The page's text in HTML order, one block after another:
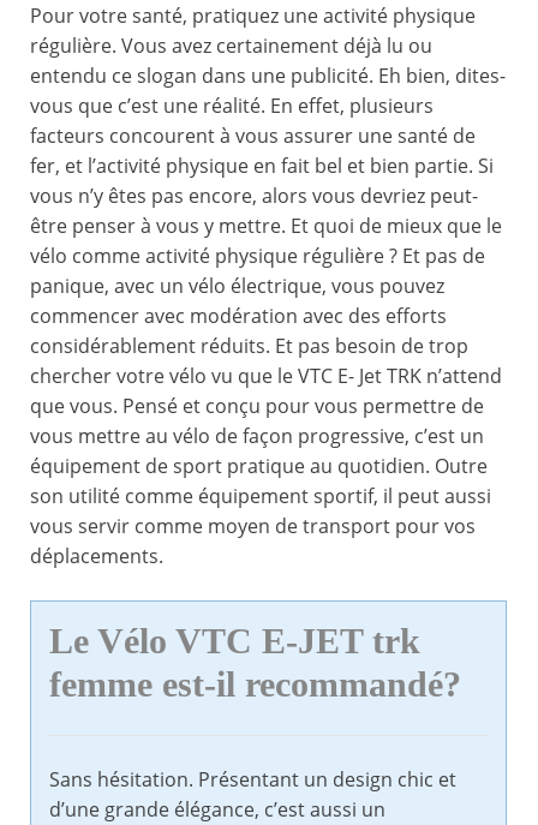
Pour votre santé, pratiquez une activité physique
régulière. Vous avez certainement déjà lu ou
entendu ce slogan dans une publicité. Eh bien, dites-
vous que c’est une réalité. En effet, plusieurs
facteurs concourent à vous assurer une santé de
fer, et l’activité physique en fait bel et bien partie. Si
vous n’y êtes pas encore, alors vous devriez peut-
être penser à vous y mettre. Et quoi de mieux que le
vélo comme activité physique régulière ? Et pas de
panique, avec un vélo électrique, vous pouvez
commencer avec modération avec des efforts
considérablement réduits. Et pas besoin de trop
chercher votre vélo vu que le VTC E- Jet TRK n’attend
que vous. Pensé et conçu pour vous permettre de
vous mettre au vélo de façon progressive, c’est un
équipement de sport pratique au quotidien. Outre
son utilité comme équipement sportif, il peut aussi
vous servir comme moyen de transport pour vos
déplacements.
Le Vélo VTC E-JET trk
femme est-il recommandé?
Sans hésitation. Présentant un design chic et
d’une grande élégance, c’est aussi un